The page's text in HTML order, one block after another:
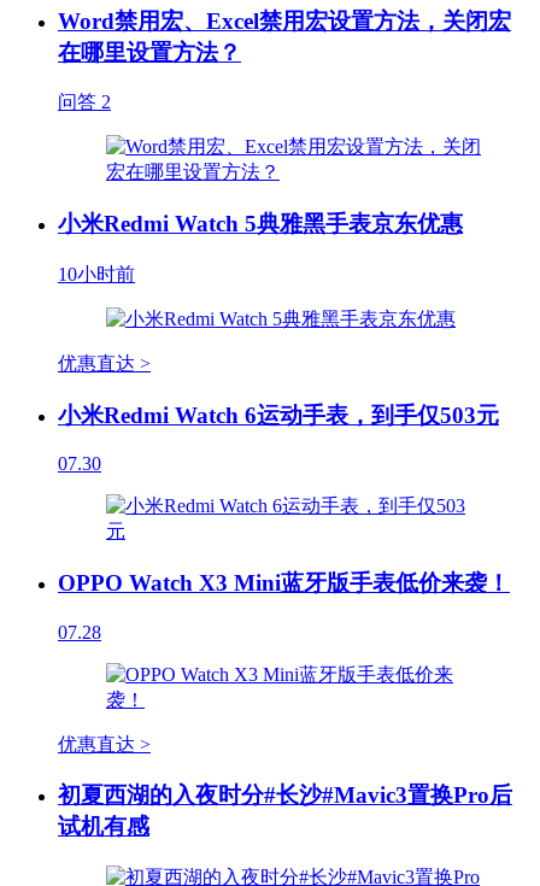
Word禁用宏、Excel禁用宏设置方法，关闭宏
在哪里设置方法？
问答 2
小米Redmi Watch 5典雅黑手表京东优惠
10小时前
优惠直达 >
小米Redmi Watch 6运动手表，到手仅503元
07.30
OPPO Watch X3 Mini蓝牙版手表低价来袭！
07.28
优惠直达 >
初夏西湖的入夜时分#长沙#Mavic3置换Pro后
试机有感